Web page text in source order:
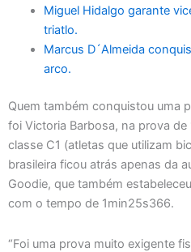
Miguel Hidalgo garante
triatlo.
Marcus D´Almeida
arco.
Quem também conquistou uma
foi Victoria Barbosa, na prova
classe C1 (atletas que utilizam
brasileira ficou atrás apenas da
Goodie, que também
com o tempo de 1min25s366.
“Foi uma prova muito exigente